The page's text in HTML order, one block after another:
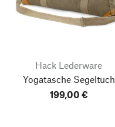
Hack Lederware
Yogatasche Segeltuch
199,00 €